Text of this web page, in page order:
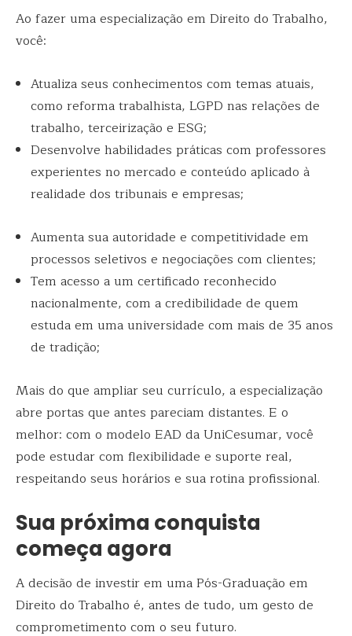
Ao fazer uma especialização em Direito do Trabalho,
você:
Atualiza seus conhecimentos com temas atuais,
como reforma trabalhista, LGPD nas relações de
trabalho, terceirização e ESG;
Desenvolve habilidades práticas com professores
experientes no mercado e conteúdo aplicado à
realidade dos tribunais e empresas;
Aumenta sua autoridade e competitividade em
processos seletivos e negociações com clientes;
Tem acesso a um certificado reconhecido
nacionalmente, com a credibilidade de quem
estuda em uma universidade com mais de 35 anos
de tradição;
Mais do que ampliar seu currículo, a especialização
abre portas que antes pareciam distantes. E o
melhor: com o modelo EAD da UniCesumar, você
pode estudar com flexibilidade e suporte real,
respeitando seus horários e sua rotina profissional.
Sua próxima conquista
começa agora
A decisão de investir em uma Pós-Graduação em
Direito do Trabalho é, antes de tudo, um gesto de
comprometimento com o seu futuro.